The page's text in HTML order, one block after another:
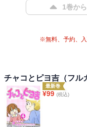
1巻から
※無料、予約、入
チャコとピヨ吉（フル
最新巻
¥99 (税込)